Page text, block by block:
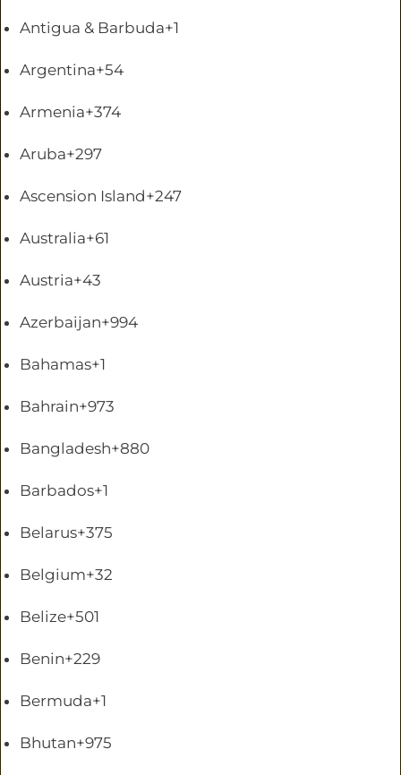
Antigua & Barbuda+1
Argentina+54
Armenia+374
Aruba+297
Ascension Island+247
Australia+61
Austria+43
Azerbaijan+994
Bahamas+1
Bahrain+973
Bangladesh+880
Barbados+1
Belarus+375
Belgium+32
Belize+501
Benin+229
Bermuda+1
Bhutan+975